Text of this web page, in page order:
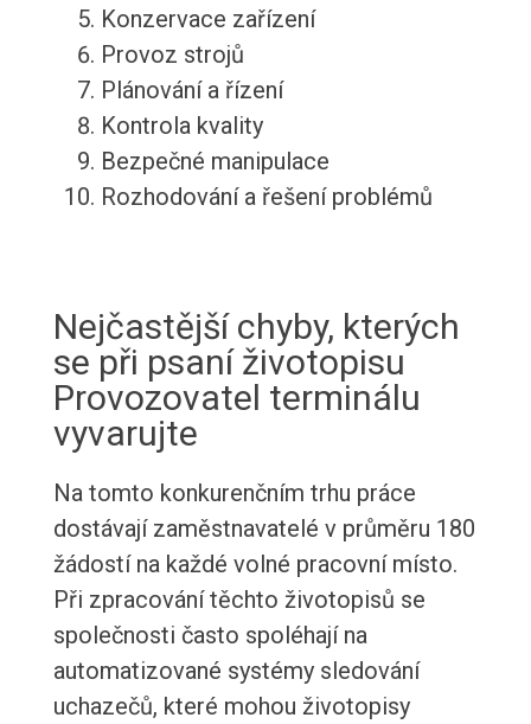
Konzervace zařízení
Provoz strojů
Plánování a řízení
Kontrola kvality
Bezpečné manipulace
Rozhodování a řešení problémů
Nejčastější chyby, kterých
se při psaní životopisu
Provozovatel terminálu
vyvarujte
Na tomto konkurenčním trhu práce
dostávají zaměstnavatelé v průměru 180
žádostí na každé volné pracovní místo.
Při zpracování těchto životopisů se
společnosti často spoléhají na
automatizované systémy sledování
uchazečů, které mohou životopisy